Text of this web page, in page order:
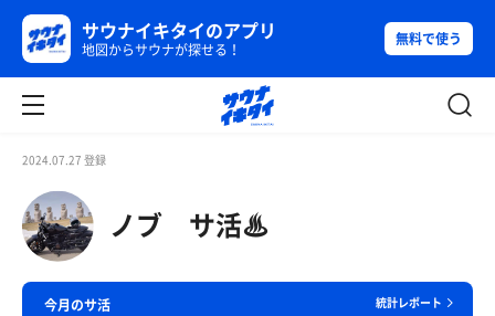
サウナイキタイのアプリ
地図からサウナが探せる！
無料で使う
2024.07.27 登録
ノブ サ活♨
統計レポート
今月のサ活